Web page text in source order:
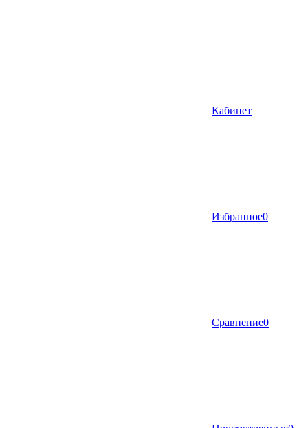
Кабинет
Избранное0
Сравнение0